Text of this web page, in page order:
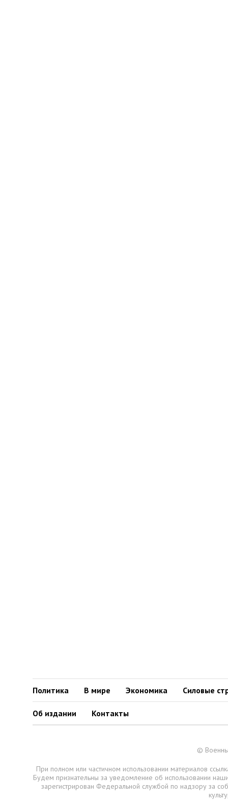
Политика В мире Экономика Силовые
Об издании Контакты
©
При полном или частичном использовании материалов
Будем признательны за уведомление об использовании
зарегистрирован Федеральной службой по надзору за